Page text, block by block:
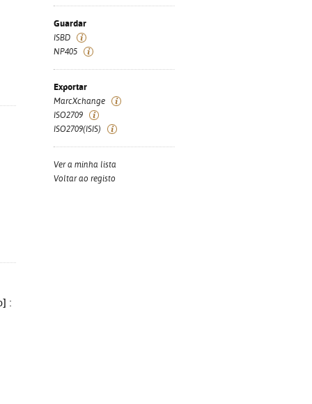
:
Guardar
ISBD
NP405
Exportar
MarcXchange
ISO2709
ISO2709(ISIS)
Ver a minha lista
Voltar ao registo